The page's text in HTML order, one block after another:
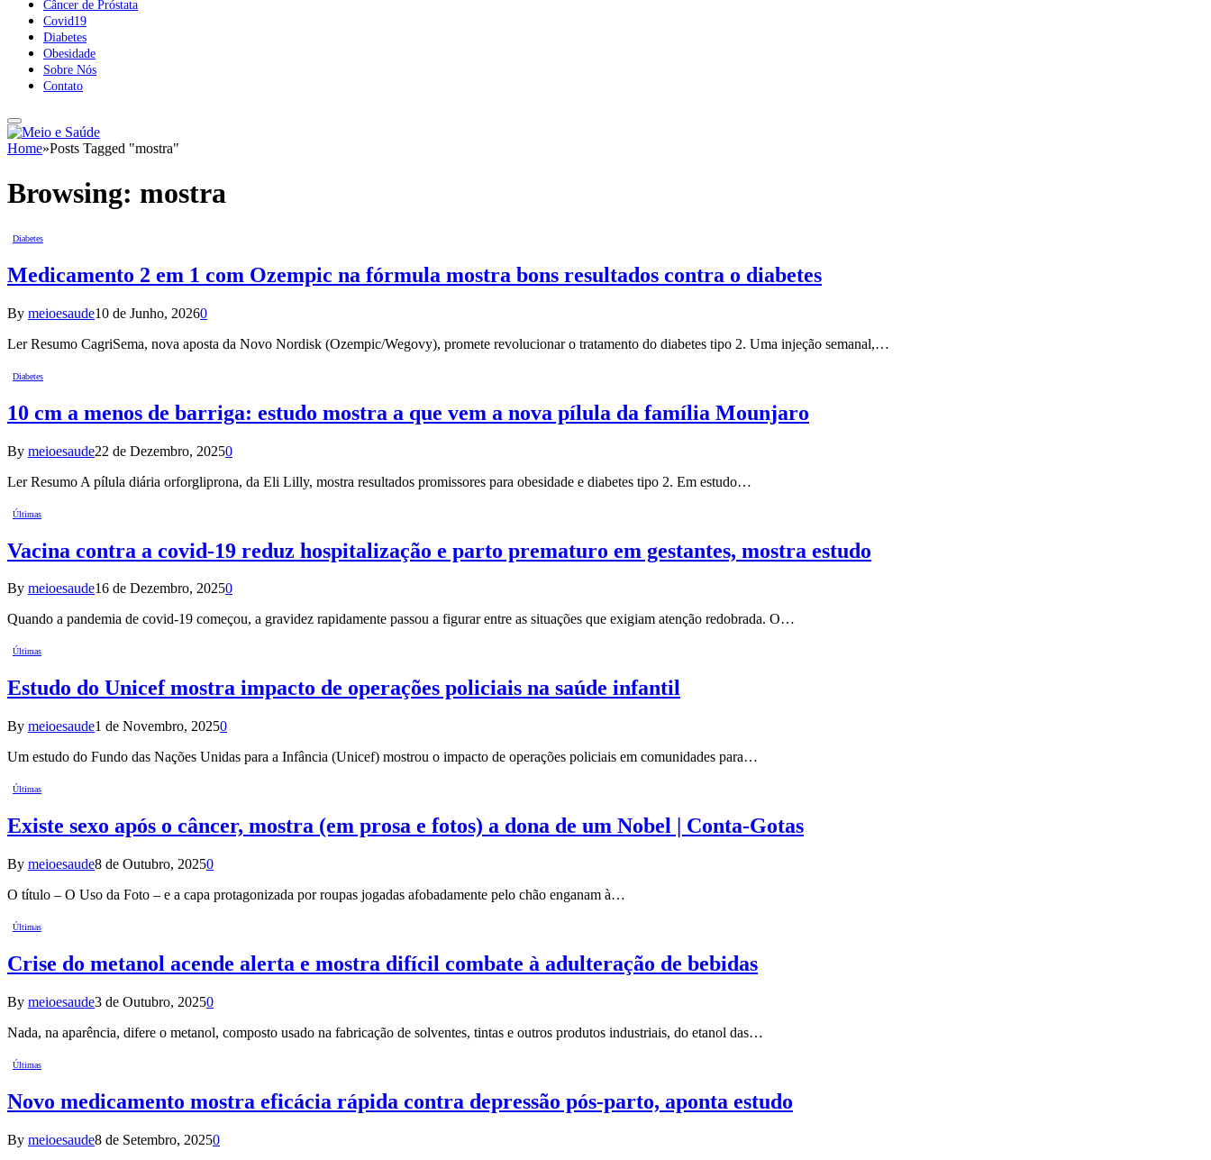
Câncer de Próstata
Covid19
Diabetes
Obesidade
Sobre Nós
Contato
Home»Posts Tagged "mostra"
Browsing: mostra
Diabetes
Medicamento 2 em 1 com Ozempic na fórmula mostra bons resultados contra o diabetes
By meioesaude10 de Junho, 20260
Ler Resumo CagriSema, nova aposta da Novo Nordisk (Ozempic/Wegovy), promete revolucionar o tratamento do diabetes tipo 2. Uma injeção semanal,…
Diabetes
10 cm a menos de barriga: estudo mostra a que vem a nova pílula da família Mounjaro
By meioesaude22 de Dezembro, 20250
Ler Resumo A pílula diária orforgliprona, da Eli Lilly, mostra resultados promissores para obesidade e diabetes tipo 2. Em estudo…
Últimas
Vacina contra a covid-19 reduz hospitalização e parto prematuro em gestantes, mostra estudo
By meioesaude16 de Dezembro, 20250
Quando a pandemia de covid-19 começou, a gravidez rapidamente passou a figurar entre as situações que exigiam atenção redobrada. O…
Últimas
Estudo do Unicef mostra impacto de operações policiais na saúde infantil
By meioesaude1 de Novembro, 20250
Um estudo do Fundo das Nações Unidas para a Infância (Unicef) mostrou o impacto de operações policiais em comunidades para…
Últimas
Existe sexo após o câncer, mostra (em prosa e fotos) a dona de um Nobel | Conta-Gotas
By meioesaude8 de Outubro, 20250
O título – O Uso da Foto – e a capa protagonizada por roupas jogadas afobadamente pelo chão enganam à…
Últimas
Crise do metanol acende alerta e mostra difícil combate à adulteração de bebidas
By meioesaude3 de Outubro, 20250
Nada, na aparência, difere o metanol, composto usado na fabricação de solventes, tintas e outros produtos industriais, do etanol das…
Últimas
Novo medicamento mostra eficácia rápida contra depressão pós-parto, aponta estudo
By meioesaude8 de Setembro, 20250